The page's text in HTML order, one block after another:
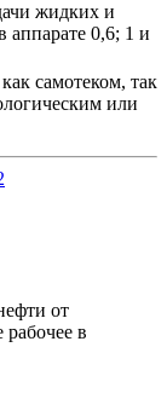
жидких и
аппарате 0,6; 1 и
самотеком, так
или
от
в